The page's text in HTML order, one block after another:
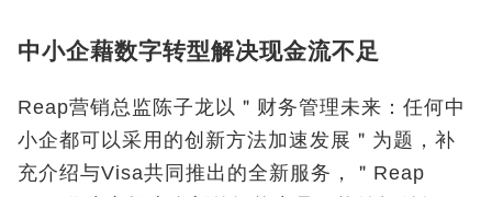
中小企藉数字转型解决现金流不足
Reap营销总监陈子龙以＂财务管理未来：任何中
小企都可以采用的创新方法加速发展＂为题，补
充介绍与Visa共同推出的全新服务，＂Reap